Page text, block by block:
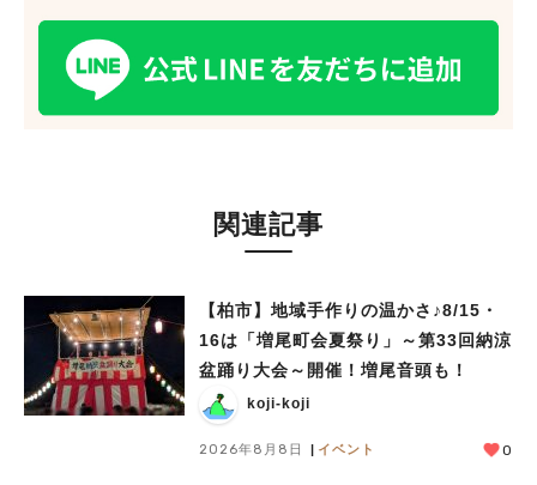
関連記事
【柏市】地域手作りの温かさ♪8/15・
16は「増尾町会夏祭り」～第33回納涼
盆踊り大会～開催！増尾音頭も！
koji-koji
2026年8月8日 イベント 0